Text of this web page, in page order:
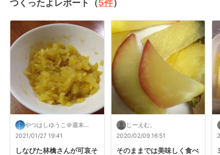
つくったよレポート（5件）
やつはしゆうこ＠週末破
天荒レシパー★スピード
2021/01/27 19:41
しなびた林檎さんが可哀そ
じーえむ。
2020/02/09 16:51
そのままでは美味しく食べ